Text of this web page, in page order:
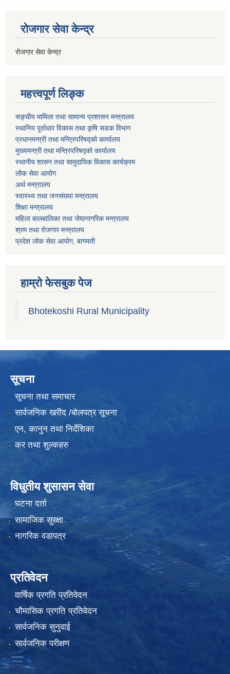
रोजगार सेवा केन्द्र
रोजगार सेवा केन्द्र
महत्त्वपूर्ण लिङ्क
सङ्घीय मामिला तथा सामान्य प्रशासन मन्त्रालय
स्थानिय पूर्वाधार विकास तथा कृषि सडक विभाग
प्रधानमन्त्री तथा मन्त्रिपरिषद्को कार्यालय
मुख्यमन्त्री तथा मन्त्रिपरिषद्को कार्यालय
स्थानीय शासन तथा सामुदायिक विकास कार्यक्रम
लोक सेवा आयोग
अर्थ मन्त्रालय
स्वास्थ्य तथा जनस‌ंख्या मन्त्रालय
शिक्षा मन्त्रालय
महिला बालबालिका तथा जेष्ठनागरिक मन्त्रालय
श्रम तथा राेजगार मन्त्रालय
प्रदेश लोक सेवा आयाेग, बागमती
हाम्रो फेसबुक पेज
Bhotekoshi Rural Municipality
सूचना
सूचना तथा समाचार
सार्वजनिक खरीद /बोलपत्र सूचना
एन, कानुन तथा निर्देशिका
कर तथा शुल्कहरु
विधुतीय शुसासन सेवा
घटना दर्ता
सामाजिक सुरक्षा
नागरिक वडापत्र
प्रतिवेदन
वार्षिक प्रगति प्रतिवेदन
चौमासिक प्रगति प्रतिवेदन
सार्वजनिक सुनुवाई
सार्वजनिक परीक्षण